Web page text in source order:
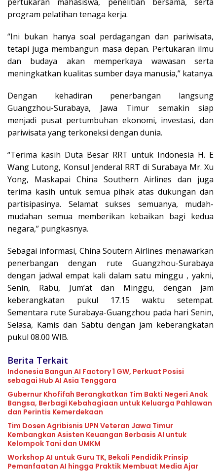
program pelatihan tenaga kerja.
“Ini bukan hanya soal perdagangan dan pariwisata,
tetapi juga membangun masa depan. Pertukaran ilmu
dan budaya akan memperkaya wawasan serta
meningkatkan kualitas sumber daya manusia,” katanya.
Dengan kehadiran penerbangan langsung
Guangzhou-Surabaya, Jawa Timur semakin siap
menjadi pusat pertumbuhan ekonomi, investasi, dan
pariwisata yang terkoneksi dengan dunia.
“Terima kasih Duta Besar RRT untuk Indonesia H. E
Wang Lutong, Konsul Jenderal RRT di Surabaya Mr. Xu
Yong, Maskapai China Southern Airlines dan juga
terima kasih untuk semua pihak atas dukungan dan
partisipasinya. Selamat sukses semuanya, mudah-
mudahan semua memberikan kebaikan bagi kedua
negara,” pungkasnya.
Sebagai informasi, China Soutern Airlines menawarkan
penerbangan dengan rute Guangzhou-Surabaya
dengan jadwal empat kali dalam satu minggu , yakni,
Senin, Rabu, Jum’at dan Minggu, dengan jam
keberangkatan pukul 17.15 waktu setempat.
Sementara rute Surabaya-Guangzhou pada hari Senin,
Selasa, Kamis dan Sabtu dengan jam keberangkatan
pukul 08.00 WIB.
Berita Terkait
Indonesia Bangun AI Factory 1 GW, Perkuat Posisi
sebagai Hub AI Asia Tenggara
Gubernur Khofifah Berangkatkan Tim Bakti Negeri Anak
Bangsa, Berbagi Kebahagiaan untuk Keluarga Pahlawan
dan Perintis Kemerdekaan
Tim Dosen Agribisnis UPN Veteran Jawa Timur
Kembangkan Asisten Keuangan Berbasis AI untuk
Kelompok Tani dan UMKM
Workshop AI untuk Guru TK, Bekali Pendidik Prinsip
Pemanfaatan AI hingga Praktik Membuat Media Ajar